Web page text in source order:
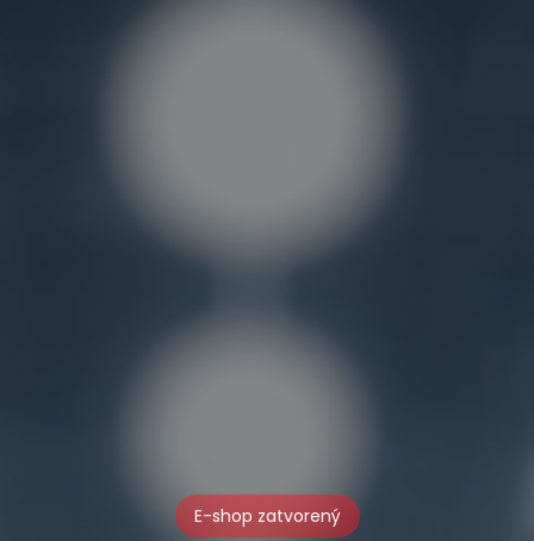
E-shop zatvorený